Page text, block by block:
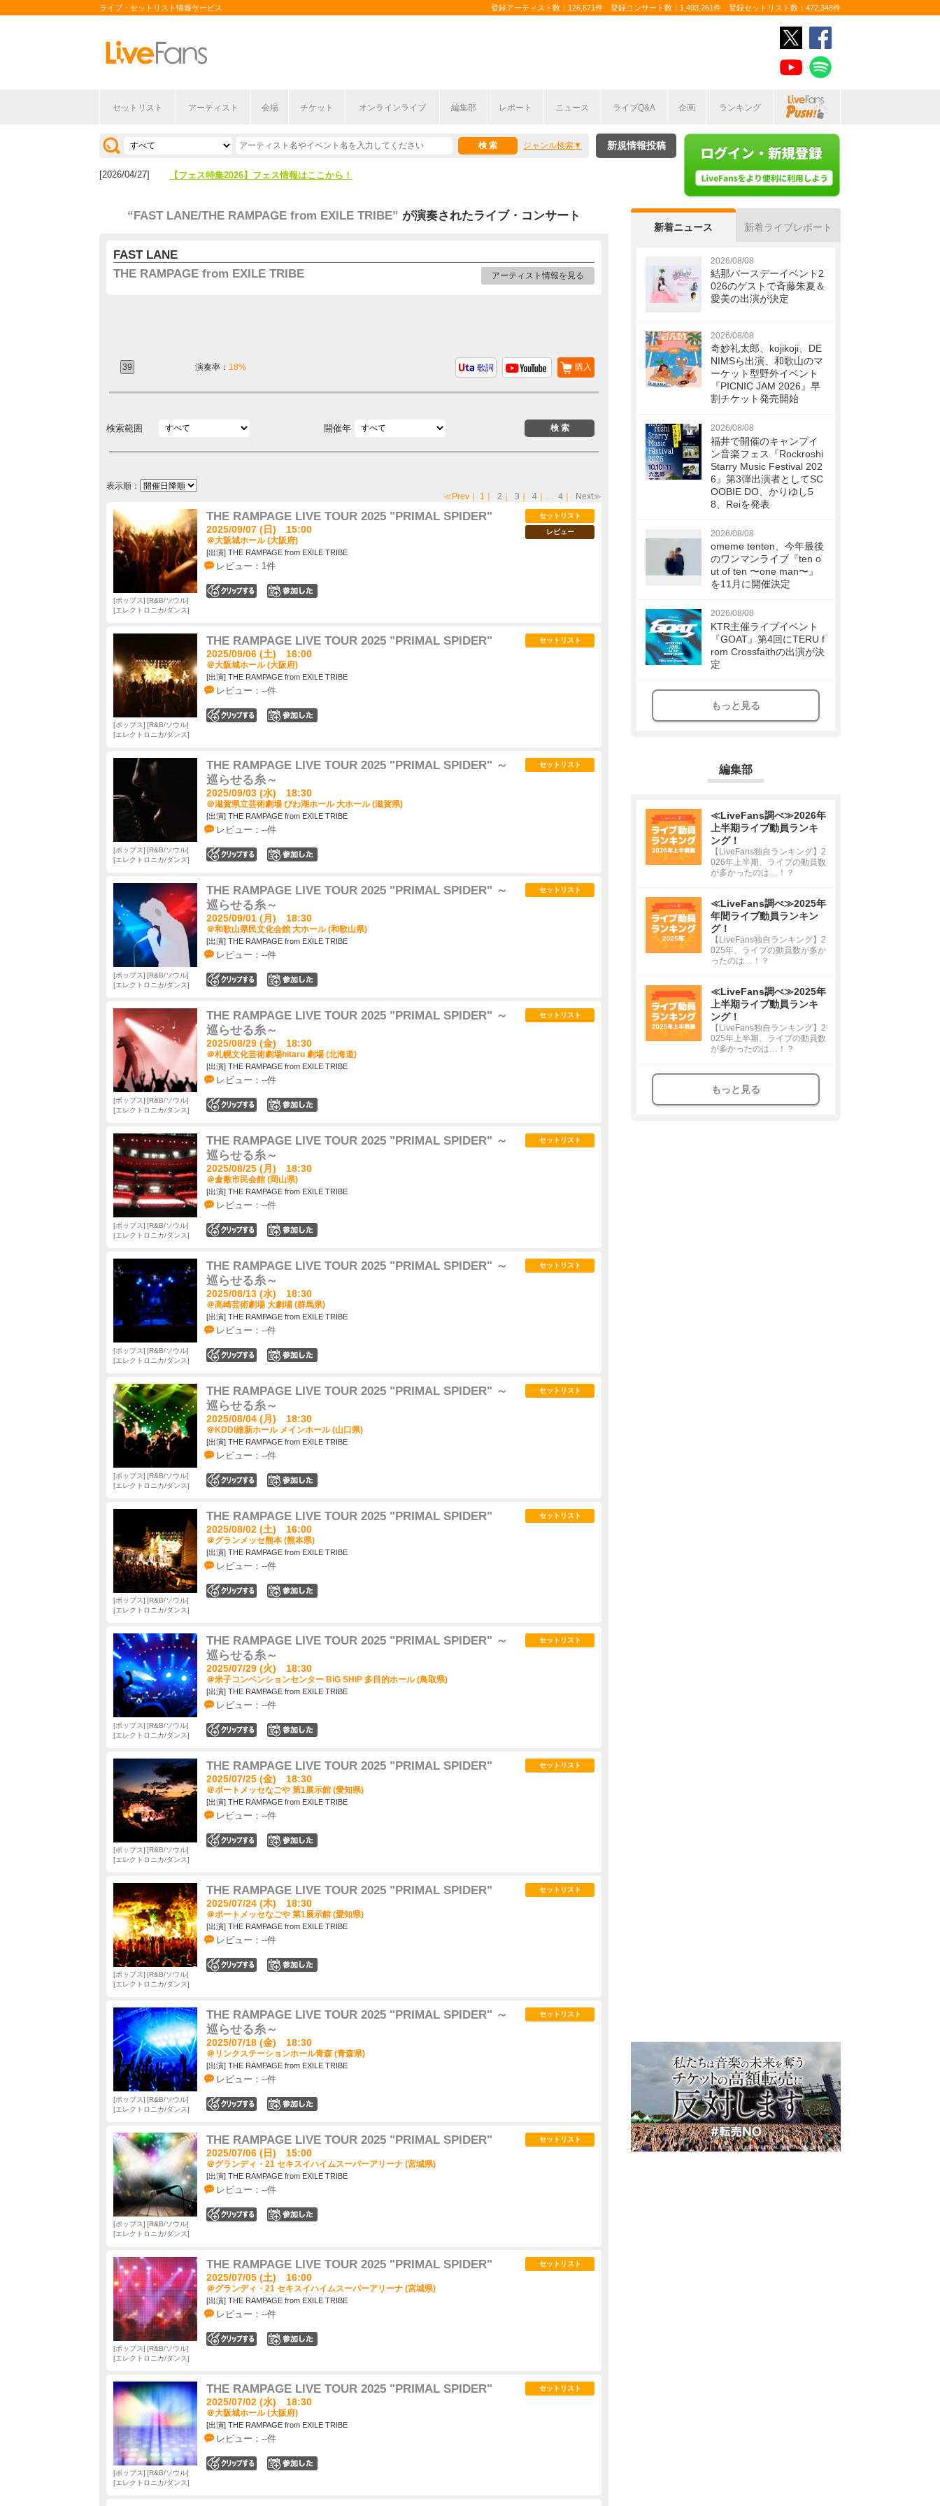
ライブ・セットリスト情報サービス 登録アーティスト数：126,671件 登録コンサート数：1,493,261件 登録セットリスト数：472,348件
セットリスト アーティスト 会場 チケット オンラインライブ 編集部 レポート ニュース ライブQ&A 企画 ランキング
ジャンル検索
[2026/07/28] 【ライブ動員ランキング】2026年上半期編発表！
[2026/04/27] 【フェス特集2026】フェス情報はここから！
新規情報投稿
“FAST LANE/THE RAMPAGE from EXILE TRIBE” が演奏されたライブ・コンサート
FAST LANE
THE RAMPAGE from EXILE TRIBE
アーティスト情報を見る
39 演奏率： 18% 購入
歌詞
検索範囲 開催年
表示順：
≪Prev ｜ 1 ｜ 2 ｜ 3 ｜ 4 ｜… 4 ｜ Next≫
THE RAMPAGE LIVE TOUR 2025 "PRIMAL SPIDER"
2025/09/07 (日) 15:00
＠大阪城ホール (大阪府)
[出演] THE RAMPAGE from EXILE TRIBE
レビュー：1件
セットリスト
レビュー
ポップス
R&B/ソウル
エレクトロニカ/ダンス
THE RAMPAGE LIVE TOUR 2025 "PRIMAL SPIDER"
2025/09/06 (土) 16:00
＠大阪城ホール (大阪府)
[出演] THE RAMPAGE from EXILE TRIBE
レビュー：--件
セットリスト
ポップス
R&B/ソウル
エレクトロニカ/ダンス
THE RAMPAGE LIVE TOUR 2025 "PRIMAL SPIDER" ～
巡らせる糸～
2025/09/03 (水) 18:30
＠滋賀県立芸術劇場 びわ湖ホール 大ホール (滋賀県)
[出演] THE RAMPAGE from EXILE TRIBE
レビュー：--件
セットリスト
ポップス
R&B/ソウル
エレクトロニカ/ダンス
THE RAMPAGE LIVE TOUR 2025 "PRIMAL SPIDER" ～
巡らせる糸～
2025/09/01 (月) 18:30
＠和歌山県民文化会館 大ホール (和歌山県)
[出演] THE RAMPAGE from EXILE TRIBE
レビュー：--件
セットリスト
ポップス
R&B/ソウル
エレクトロニカ/ダンス
THE RAMPAGE LIVE TOUR 2025 "PRIMAL SPIDER" ～
巡らせる糸～
2025/08/29 (金) 18:30
＠札幌文化芸術劇場hitaru 劇場 (北海道)
[出演] THE RAMPAGE from EXILE TRIBE
レビュー：--件
セットリスト
ポップス
R&B/ソウル
エレクトロニカ/ダンス
THE RAMPAGE LIVE TOUR 2025 "PRIMAL SPIDER" ～
巡らせる糸～
2025/08/25 (月) 18:30
＠倉敷市民会館 (岡山県)
[出演] THE RAMPAGE from EXILE TRIBE
レビュー：--件
セットリスト
ポップス
R&B/ソウル
エレクトロニカ/ダンス
THE RAMPAGE LIVE TOUR 2025 "PRIMAL SPIDER" ～
巡らせる糸～
2025/08/13 (水) 18:30
＠高崎芸術劇場 大劇場 (群馬県)
[出演] THE RAMPAGE from EXILE TRIBE
レビュー：--件
セットリスト
ポップス
R&B/ソウル
エレクトロニカ/ダンス
THE RAMPAGE LIVE TOUR 2025 "PRIMAL SPIDER" ～
巡らせる糸～
2025/08/04 (月) 18:30
＠KDDI維新ホール メインホール (山口県)
[出演] THE RAMPAGE from EXILE TRIBE
レビュー：--件
セットリスト
ポップス
R&B/ソウル
エレクトロニカ/ダンス
THE RAMPAGE LIVE TOUR 2025 "PRIMAL SPIDER"
2025/08/02 (土) 16:00
＠グランメッセ熊本 (熊本県)
[出演] THE RAMPAGE from EXILE TRIBE
レビュー：--件
セットリスト
ポップス
R&B/ソウル
エレクトロニカ/ダンス
THE RAMPAGE LIVE TOUR 2025 "PRIMAL SPIDER" ～
巡らせる糸～
2025/07/29 (火) 18:30
＠米子コンベンションセンター BiG SHiP 多目的ホール (鳥取県)
[出演] THE RAMPAGE from EXILE TRIBE
レビュー：--件
セットリスト
ポップス
R&B/ソウル
エレクトロニカ/ダンス
THE RAMPAGE LIVE TOUR 2025 "PRIMAL SPIDER"
2025/07/25 (金) 18:30
＠ポートメッセなごや 第1展示館 (愛知県)
[出演] THE RAMPAGE from EXILE TRIBE
レビュー：--件
セットリスト
ポップス
R&B/ソウル
エレクトロニカ/ダンス
THE RAMPAGE LIVE TOUR 2025 "PRIMAL SPIDER"
2025/07/24 (木) 18:30
＠ポートメッセなごや 第1展示館 (愛知県)
[出演] THE RAMPAGE from EXILE TRIBE
レビュー：--件
セットリスト
ポップス
R&B/ソウル
エレクトロニカ/ダンス
THE RAMPAGE LIVE TOUR 2025 "PRIMAL SPIDER" ～
巡らせる糸～
2025/07/18 (金) 18:30
＠リンクステーションホール青森 (青森県)
[出演] THE RAMPAGE from EXILE TRIBE
レビュー：--件
セットリスト
ポップス
R&B/ソウル
エレクトロニカ/ダンス
THE RAMPAGE LIVE TOUR 2025 "PRIMAL SPIDER"
2025/07/06 (日) 15:00
＠グランディ・21 セキスイハイムスーパーアリーナ (宮城県)
[出演] THE RAMPAGE from EXILE TRIBE
レビュー：--件
セットリスト
ポップス
R&B/ソウル
エレクトロニカ/ダンス
THE RAMPAGE LIVE TOUR 2025 "PRIMAL SPIDER"
2025/07/05 (土) 16:00
＠グランディ・21 セキスイハイムスーパーアリーナ (宮城県)
[出演] THE RAMPAGE from EXILE TRIBE
レビュー：--件
セットリスト
ポップス
R&B/ソウル
エレクトロニカ/ダンス
THE RAMPAGE LIVE TOUR 2025 "PRIMAL SPIDER"
2025/07/02 (水) 18:30
＠大阪城ホール (大阪府)
[出演] THE RAMPAGE from EXILE TRIBE
レビュー：--件
セットリスト
ポップス
R&B/ソウル
エレクトロニカ/ダンス
新着ニュース 新着ライブレポート
2026/08/08
結那バースデーイベント2
026のゲストで斉藤朱夏＆
愛美の出演が決定
2026/08/08
奇妙礼太郎、kojikoji、DE
NIMSら出演、和歌山のマ
ーケット型野外イベント
『PICNIC JAM 2026』早
割チケット発売開始
2026/08/08
福井で開催のキャンプイ
ン音楽フェス『Rockroshi
Starry Music Festival 202
6』第3弾出演者としてSC
OOBIE DO、かりゆし5
8、Reiを発表
2026/08/08
omeme tenten、今年最後
のワンマンライブ『ten o
ut of ten 〜one man〜』
を11月に開催決定
2026/08/08
KTR主催ライブイベント
『GOAT』第4回にTERU f
rom Crossfaithの出演が決
定
もっと見る
編集部
≪LiveFans調べ≫2026年
上半期ライブ動員ランキ
ング！
【LiveFans独自ランキング】2
026年上半期、ライブの動員数
が多かったのは…！？
≪LiveFans調べ≫2025年
年間ライブ動員ランキン
グ！
【LiveFans独自ランキング】2
025年、ライブの動員数が多か
ったのは…！？
≪LiveFans調べ≫2025年
上半期ライブ動員ランキ
ング！
【LiveFans独自ランキング】2
025年上半期、ライブの動員数
が多かったのは…！？
もっと見る